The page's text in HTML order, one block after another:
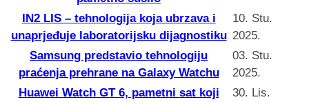
IN2 LIS – tehnologija koja ubrzava i
unaprjeđuje laboratorijsku dijagnostiku
10. Stu.
2025.
Samsung predstavio tehnologiju
praćenja prehrane na Galaxy Watchu
03. Stu.
2025.
Huawei Watch GT 6, pametni sat koji
30. Lis.